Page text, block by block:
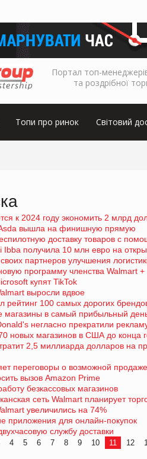
Портал топ-
та роздрібної
Топи про ринок Світовий
к 2024 году экономить 2 млрд
Asda вышла на финишную прямую
доставку товаров с
Ibba получила 10 млн евро на
партнеров улучшения
программу членства Walmart +
купят TikTok
выросли вдвое
рейтинг 100 самых дорогих
магазины в самый прибыльный
негласно прекратили
новых магазинов в США до конца
2,5 миллиарда долларов на
переговоры о возможной
вызов Amazon Prime
безкассовых магазинов
сеть Walmart планирует
увеличились на 74%
приложения для онлайн-покупок
службу доставки
4 5 6 7 8 9 10 11 12